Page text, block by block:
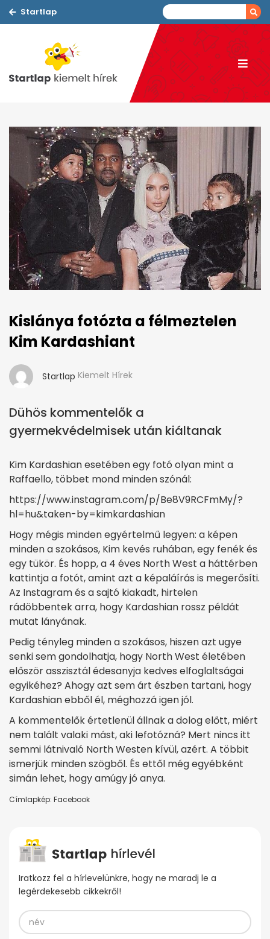
Startlap
Kislánya fotózta a félmeztelen
Kim Kardashiant
Startlap Kiemelt Hírek
Dühös kommentelők a
gyermekvédelmisek után kiáltanak
Kim Kardashian esetében egy fotó olyan mint a
Raffaello, többet mond minden szónál:
https://www.instagram.com/p/Be8V9RCFmMy/?
hl=hu&taken-by=kimkardashian
Hogy mégis minden egyértelmű legyen: a képen
minden a szokásos, Kim kevés ruhában, egy fenék és
egy tükör. És hopp, a 4 éves North West a háttérben
kattintja a fotót, amint azt a képaláírás is megerősíti.
Az Instagram és a sajtó kiakadt, hirtelen
rádöbbentek arra, hogy Kardashian rossz példát
mutat lányának.
Pedig tényleg minden a szokásos, hiszen azt ugye
senki sem gondolhatja, hogy North West életében
először asszisztál édesanyja kedves elfoglaltságai
egyikéhez? Ahogy azt sem árt észben tartani, hogy
Kardashian ebből él, méghozzá igen jól.
A kommentelők értetlenül állnak a dolog előtt, miért
nem talált valaki mást, aki lefotózná? Mert nincs itt
semmi látnivaló North Westen kívül, azért. A többit
ismerjük minden szögből. És ettől még egyébként
simán lehet, hogy amúgy jó anya.
Címlapkép: Facebook
Iratkozz fel a hírlevelünkre, hogy ne maradj le a
legérdekesebb cikkekről!